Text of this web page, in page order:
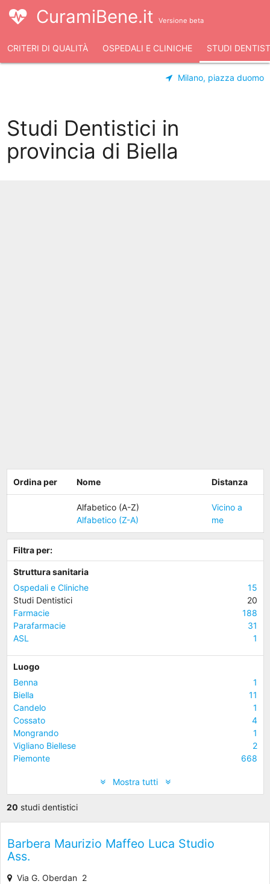
CuramiBene.it Versione beta
CRITERI DI QUALITÀ OSPEDALI E CLINICHE STUDI
Milano, piazza duomo
Studi Dentistici in
provincia di Biella
Ordina per Nome Distanza
Alfabetico (A-Z)
Alfabetico (Z-A)
Vicino a
me
Filtra per:
Struttura sanitaria
Ospedali e Cliniche
15
Studi Dentistici
20
Farmacie
188
Parafarmacie
31
ASL
1
Luogo
Benna
1
Biella
11
Candelo
1
Cossato
4
Mongrando
1
Vigliano Biellese
2
Piemonte
668
Mostra tutti
20 studi dentistici
Barbera Maurizio Maffeo Luca Studio
Ass.
Via G. Oberdan 2